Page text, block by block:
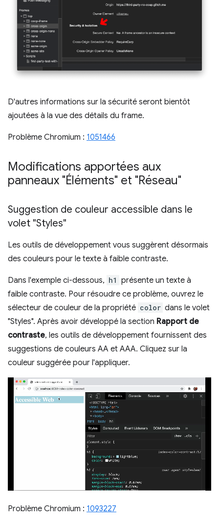
D'autres informations sur la sécurité seront bientôt
ajoutées à la vue des détails du frame.
Problème Chromium : 1051466
Modifications apportées aux
panneaux "Éléments" et "Réseau"
Suggestion de couleur accessible dans le
volet "Styles"
Les outils de développement vous suggèrent désormais
des couleurs pour le texte à faible contraste.
Dans l'exemple ci-dessous, h1 présente un texte à
faible contraste. Pour résoudre ce problème, ouvrez le
sélecteur de couleur de la propriété color dans le volet
"Styles". Après avoir développé la section Rapport de
contraste, les outils de développement fournissent des
suggestions de couleurs AA et AAA. Cliquez sur la
couleur suggérée pour l'appliquer.
Problème Chromium : 1093227